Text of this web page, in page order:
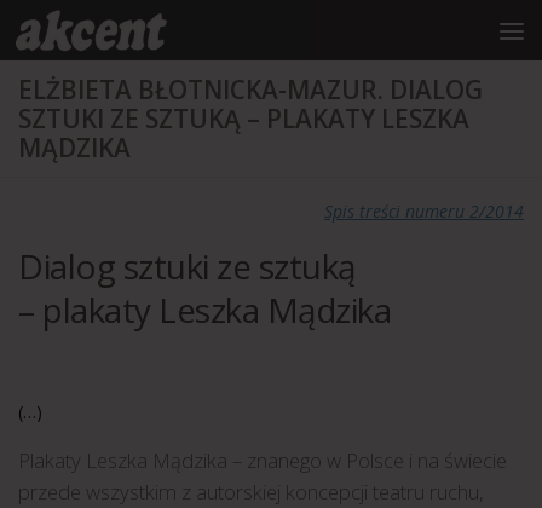
treści
Przejdź do treści
ELŻBIETA BŁOTNICKA-MAZUR. DIALOG
SZTUKI ZE SZTUKĄ – PLAKATY LESZKA
MĄDZIKA
Spis treści numeru 2/2014
Dialog sztuki ze sztuką
– plakaty Leszka Mądzika
(…)
Plakaty Leszka Mądzika – znanego w Polsce i na świecie
przede wszystkim z autorskiej koncepcji teatru ruchu,